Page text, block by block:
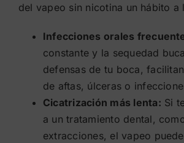
del vapeo sin nicotina un hábito a
Infecciones orales
constante y la sequedad
defensas de tu boca,
de aftas, úlceras o
Cicatrización más lenta: Si
a un tratamiento dental,
extracciones, el vapeo